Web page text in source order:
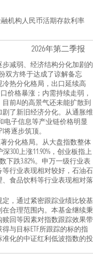
机构人民币活期存款利率
2026年第二季报
减弱、经济结构分化加剧的
双方终于达成了谅解备忘
热分化格局，出口延续高
价格暴涨；内需持续走弱，
前AI的高景气还未能扩散到
了新旧经济分化。从通胀维
电子信息等产业链价格明显
逐步筑顶。
分化格局。从大盘指数整体
300上涨11.90%，创业板指上
下跌3.82%。申万一级行业表
行业表现相对较好，石油石
食品饮料等行业表现相对落
，通过紧密跟踪业绩比较基
合理范围内。本基金继续秉
回等因素对指数跟踪效果带
与目标ETF所跟踪的标的指
化的中证红利低波指数的投